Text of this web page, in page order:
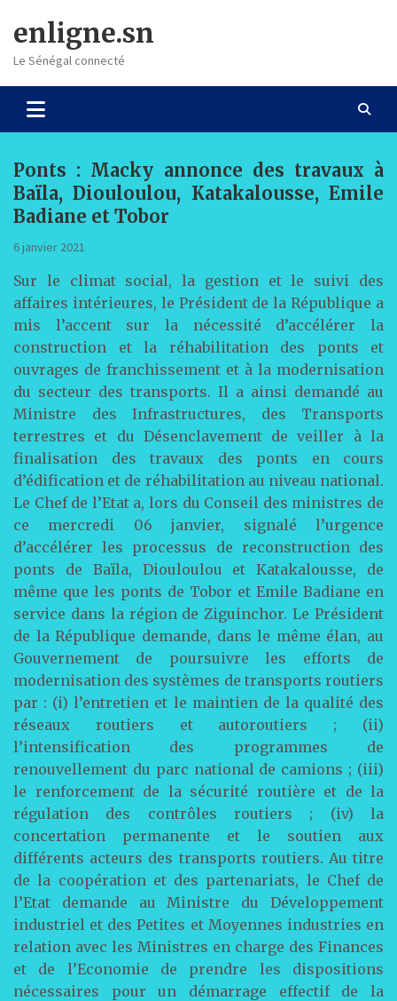
content
enligne.sn
Le Sénégal connecté
Ponts : Macky annonce des travaux à
Baïla, Diouloulou, Katakalousse, Emile
Badiane et Tobor
6 janvier 2021
Sur le climat social, la gestion et le suivi des
affaires intérieures, le Président de la République a
mis l’accent sur la nécessité d’accélérer la
construction et la réhabilitation des ponts et
ouvrages de franchissement et à la modernisation
du secteur des transports. Il a ainsi demandé au
Ministre des Infrastructures, des Transports
terrestres et du Désenclavement de veiller à la
finalisation des travaux des ponts en cours
d’édification et de réhabilitation au niveau national.
Le Chef de l’Etat a, lors du Conseil des ministres de
ce mercredi 06 janvier, signalé l’urgence
d’accélérer les processus de reconstruction des
ponts de Baïla, Diouloulou et Katakalousse, de
même que les ponts de Tobor et Emile Badiane en
service dans la région de Ziguinchor. Le Président
de la République demande, dans le même élan, au
Gouvernement de poursuivre les efforts de
modernisation des systèmes de transports routiers
par : (i) l’entretien et le maintien de la qualité des
réseaux routiers et autoroutiers ; (ii)
l’intensification des programmes de
renouvellement du parc national de camions ; (iii)
le renforcement de la sécurité routière et de la
régulation des contrôles routiers ; (iv) la
concertation permanente et le soutien aux
différents acteurs des transports routiers. Au titre
de la coopération et des partenariats, le Chef de
l’Etat demande au Ministre du Développement
industriel et des Petites et Moyennes industries en
relation avec les Ministres en charge des Finances
et de l’Economie de prendre les dispositions
nécessaires pour un démarrage effectif de la